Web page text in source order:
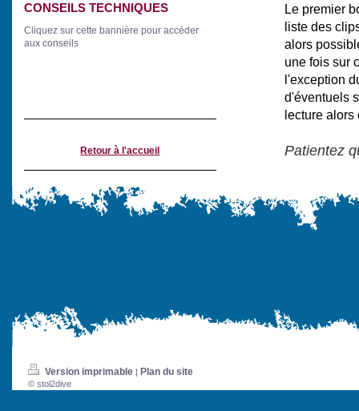
CONSEILS TECHNIQUES
Cliquez sur cette bannière pour accéder
aux conseils
Retour à l'accueil
Le premier
liste des
alors
une fois sur
l'exception
d'éventuels
lecture alors
Patientez
Version imprimable | Plan du site
© stol2dive